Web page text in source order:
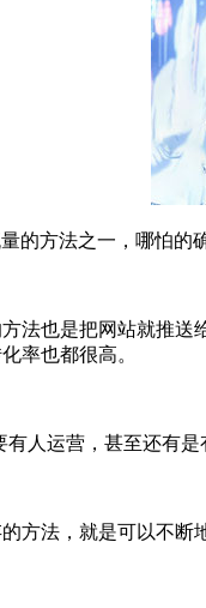
的方法之一，哪怕的
法也是把网站就推
率也都很高。
人运营，甚至还有
方法，就是可以不断